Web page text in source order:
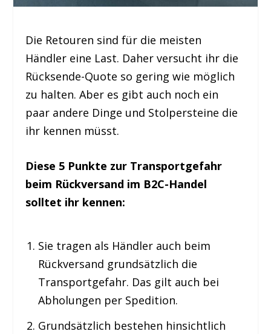
Die Retouren sind für die meisten
Händler eine Last. Daher versucht ihr die
Rücksende-Quote so gering wie möglich
zu halten. Aber es gibt auch noch ein
paar andere Dinge und Stolpersteine die
ihr kennen müsst.
Diese 5 Punkte zur Transportgefahr
beim Rückversand im B2C-Handel
solltet ihr kennen:
Sie tragen als Händler auch beim
Rückversand grundsätzlich die
Transportgefahr. Das gilt auch bei
Abholungen per Spedition.
Grundsätzlich bestehen hinsichtlich